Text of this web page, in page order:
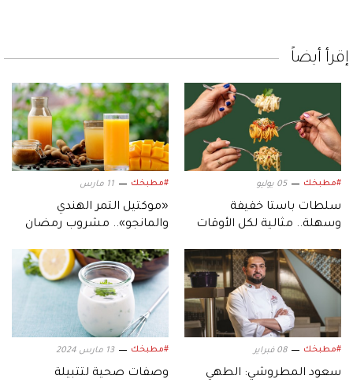
إقرأ أيضاً
#مطبخك 05 يوليو
سلطات باستا خفيفة
وسهلة.. مثالية لكل الأوقات
#مطبخك 11 مارس
«موكتيل التمر الهندي
والمانجو».. مشروب رمضان
#مطبخك 08 فبراير
سعود المطروشي: الطهي
#مطبخك 13 مارس 2024
وصفات صحية لتتبيلة